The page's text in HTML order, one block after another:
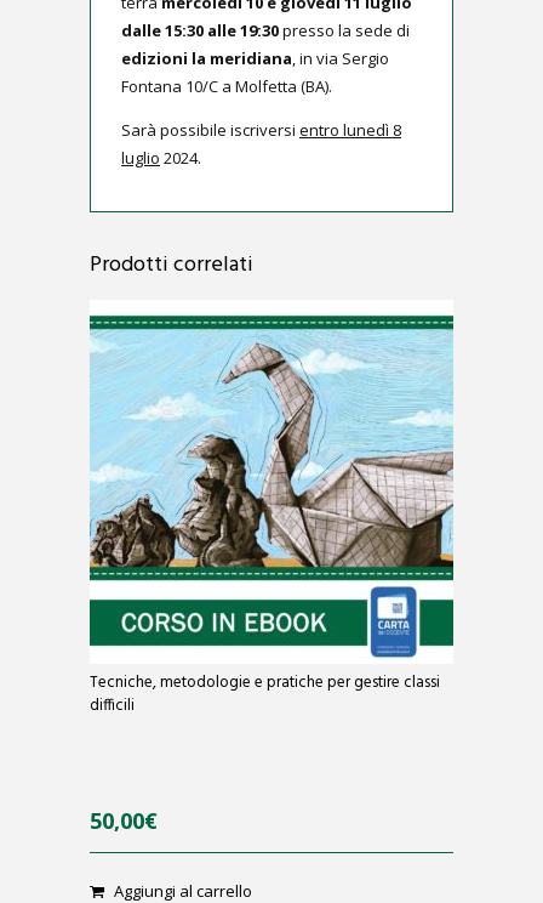
dalle 15:30 alle 19:30presso la sede di
edizioni la meridiana, in via Sergio
Fontana 10/C a Molfetta (BA).
Sarà possibile iscriversi entro lunedì 8
luglio 2024.
Prodotti correlati
Tecniche, metodologie e pratiche per gestire classi
difficili
50,00€
Aggiungi al carrello